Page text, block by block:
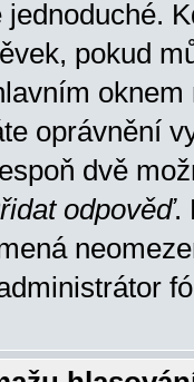
pokud
oknem
oprávnění
dvě
odpověď.